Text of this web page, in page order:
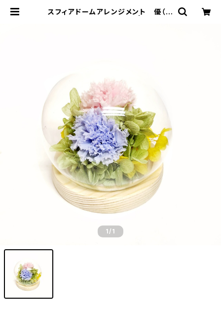
スフィアドームアレンジメント 優（ゆ
1/1